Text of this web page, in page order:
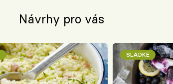
Návrhy pro vás
SLADKÉ